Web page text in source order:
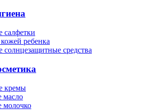
салфетки
ребенка
солнцезащитные средства
кремы
масло
молочко